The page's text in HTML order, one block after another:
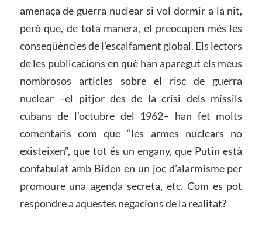
amenaça de guerra nuclear si vol dormir a la nit,
però que, de tota manera, el preocupen més les
conseqüències de l’escalfament global. Els lectors
de les publicacions en què han aparegut els meus
nombrosos articles sobre el risc de guerra
nuclear –el pitjor des de la crisi dels míssils
cubans de l’octubre del 1962– han fet molts
comentaris com que “les armes nuclears no
existeixen”, que tot és un engany, que Putin està
confabulat amb Biden en un joc d’alarmisme per
promoure una agenda secreta, etc. Com es pot
respondre a aquestes negacions de la realitat?